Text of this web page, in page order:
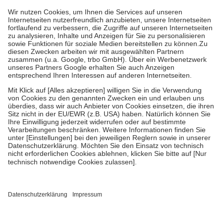
Grundsätzlich leisten Mitglieder Zuzahlungen in Höhe von zehn
Prozent des Abgabepreises,mindestens jedochfünf Euround
höchstens zehn Euro.Es sind jedoch nie mehr als die tatsächlichen
Kosten der Leistung zu entrichten.
Diese Regeln gelten grundsätzlich auch für Online-Apotheken.
Bei Heilmitteln und häuslicher Krankenpflege beträgt die
Zuzahlung zehn Prozent der Kosten sowie zehn Euro je
Verordnung.
Um das Engagement der Versicherten für ihre eigene Gesundheit zu
stärken und die besondere Stellung der Familie zu unterstützen,
fallenkeine Zuzahlungenan bei:
• Kindern und Jugendlichen bis zum vollendeten 18. Lebensjahr
mit Ausnahme der Fahrkosten
• Untersuchungen zur Vorsorge und Früherkennung, die von der
GKV getragen werden